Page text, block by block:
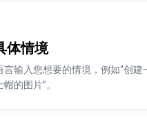
体情境
言输入您想要的情境，例如“创建
的图片”。